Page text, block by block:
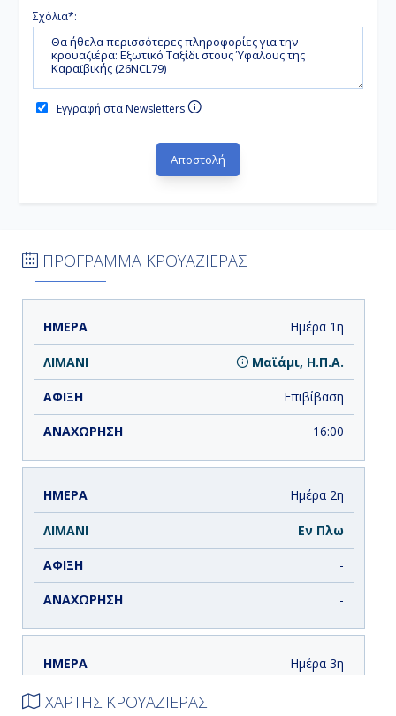
Σχόλια*:
Εγγραφή στα Newsletters
ΠΡΟΓΡΑΜΜΑ ΚΡΟΥΑΖΙΕΡΑΣ
ΗΜΕΡΑ ΑΝΑΧΩΡΗΣΗ
Ημέρα 1η
Μαϊάμι, Η.Π.Α.
Επιβίβαση
16:00
Ημέρα 2η
Εν Πλω
-
-
Ημέρα 3η
Χάρβεστ Κάγιε, Μπελίζ
ΧΑΡΤΗΣ ΚΡΟΥΑΖΙΕΡΑΣ